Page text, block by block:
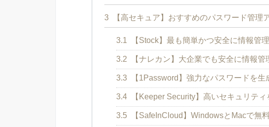
3 【高セキュア】おすすめのパスワード管理
3.1 【Stock】最も簡単かつ安全に情報管
3.2 【ナレカン】大企業でも安全に情報管
3.3 【1Password】強力なパスワードを生
3.4 【Keeper Security】高いセキュリティ
3.5 【SafeInCloud】WindowsとMacで無